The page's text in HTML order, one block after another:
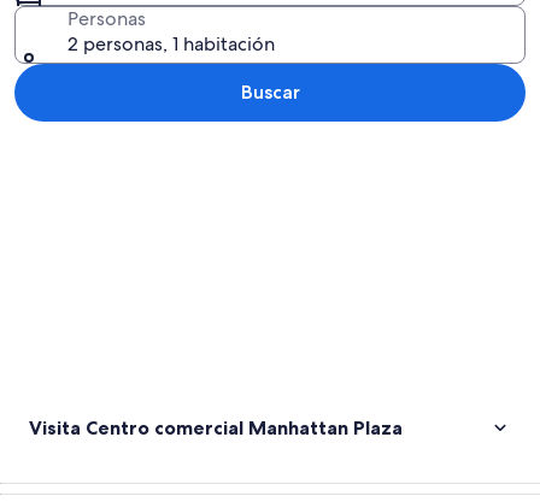
Personas
2 personas, 1 habitación
Buscar
Visita Centro comercial Manhattan Plaza